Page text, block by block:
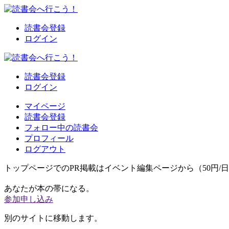
読書会登録
ログイン
読書会登録
ログイン
マイページ
読書会登録
フォロー中の読書会
プロフィール
ログアウト
トップページでのPR掲載はイベント編集ページから（50円/
あなたが本の帯になる。
参加申し込み
別のサイトに移動します。